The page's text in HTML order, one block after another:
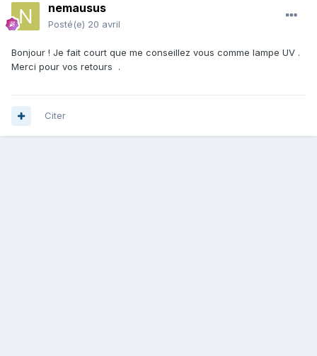
nemausus
Posté(e) 20 avril
Bonjour ! Je fait court que me conseillez vous comme lampe UV .
Merci pour vos retours .
Citer